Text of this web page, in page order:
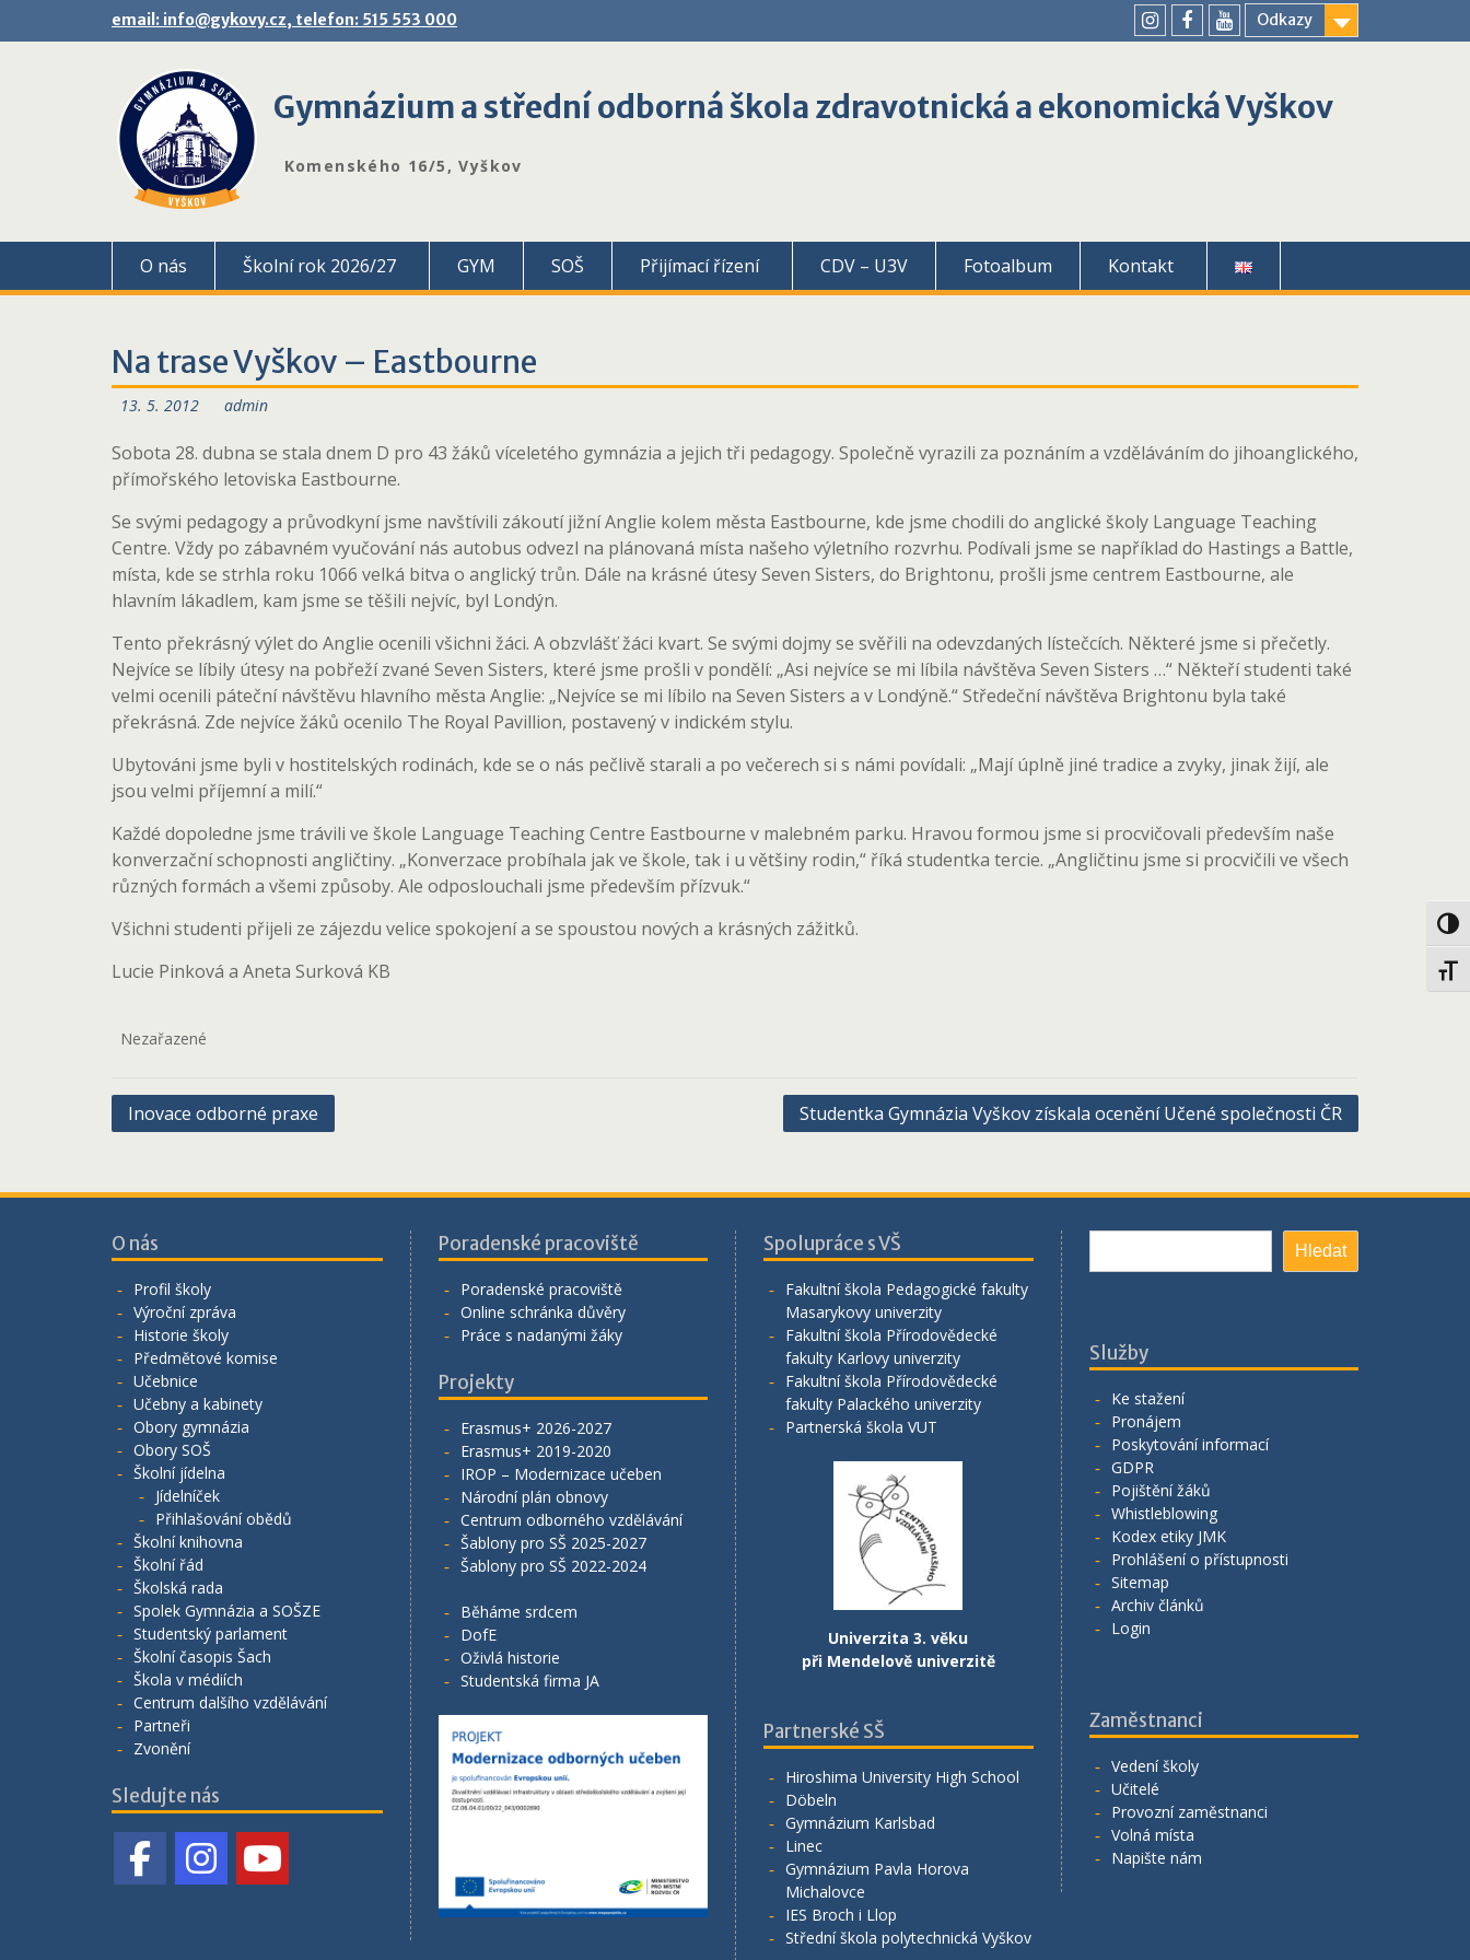
email: info@gykovy.cz, telefon: 515 553 000 Odkazy
youtube
Gymnázium a střední odborná škola zdravotnická a ekonomická Vyškov
Komenského 16/5, Vyškov
O nás Školní rok 2026/27 GYM SOŠ Přijímací řízení CDV – U3V Fotoalbum Kontakt
Na trase Vyškov – Eastbourne
13. 5. 2012 admin
Sobota 28. dubna se stala dnem D pro 43 žáků víceletého gymnázia a jejich tři pedagogy. Společně vyrazili za poznáním a vzděláváním do jihoanglického,
přímořského letoviska Eastbourne.
Se svými pedagogy a průvodkyní jsme navštívili zákoutí jižní Anglie kolem města Eastbourne, kde jsme chodili do anglické školy Language Teaching
Centre. Vždy po zábavném vyučování nás autobus odvezl na plánovaná místa našeho výletního rozvrhu. Podívali jsme se například do Hastings a Battle,
místa, kde se strhla roku 1066 velká bitva o anglický trůn. Dále na krásné útesy Seven Sisters, do Brightonu, prošli jsme centrem Eastbourne, ale
hlavním lákadlem, kam jsme se těšili nejvíc, byl Londýn.
Tento překrásný výlet do Anglie ocenili všichni žáci. A obzvlášť žáci kvart. Se svými dojmy se svěřili na odevzdaných lístečcích. Některé jsme si přečetly.
Nejvíce se líbily útesy na pobřeží zvané Seven Sisters, které jsme prošli v pondělí: „Asi nejvíce se mi líbila návštěva Seven Sisters …“ Někteří studenti také
velmi ocenili páteční návštěvu hlavního města Anglie: „Nejvíce se mi líbilo na Seven Sisters a v Londýně.“ Středeční návštěva Brightonu byla také
překrásná. Zde nejvíce žáků ocenilo The Royal Pavillion, postavený v indickém stylu.
Ubytováni jsme byli v hostitelských rodinách, kde se o nás pečlivě starali a po večerech si s námi povídali: „Mají úplně jiné tradice a zvyky, jinak žijí, ale
jsou velmi příjemní a milí.“
Každé dopoledne jsme trávili ve škole Language Teaching Centre Eastbourne v malebném parku. Hravou formou jsme si procvičovali především naše
konverzační schopnosti angličtiny. „Konverzace probíhala jak ve škole, tak i u většiny rodin,“ říká studentka tercie. „Angličtinu jsme si procvičili ve všech
různých formách a všemi způsoby. Ale odposlouchali jsme především přízvuk.“
Všichni studenti přijeli ze zájezdu velice spokojení a se spoustou nových a krásných zážitků.
Lucie Pinková a Aneta Surková KB
Nezařazené
Navigace
Inovace odborné praxe Studentka Gymnázia Vyškov získala ocenění Učené společnosti ČR
O nás
Profil školy
Výroční zpráva
Historie školy
Předmětové komise
Učebnice
Učebny a kabinety
Obory gymnázia
Obory SOŠ
Školní jídelna
Jídelníček
Přihlašování obědů
Školní knihovna
Školní řád
Školská rada
Spolek Gymnázia a SOŠZE
Studentský parlament
Školní časopis Šach
Škola v médiích
Centrum dalšího vzdělávání
Partneři
Zvonění
Sledujte nás
Poradenské pracoviště
Poradenské pracoviště
Online schránka důvěry
Práce s nadanými žáky
Projekty
Erasmus+ 2026-2027
Erasmus+ 2019-2020
IROP – Modernizace učeben
Národní plán obnovy
Centrum odborného vzdělávání
Šablony pro SŠ 2025-2027
Šablony pro SŠ 2022-2024
Běháme srdcem
DofE
Oživlá historie
Studentská firma JA
Spolupráce s VŠ
Fakultní škola Pedagogické fakulty
Masarykovy univerzity
Fakultní škola Přírodovědecké
fakulty Karlovy univerzity
Fakultní škola Přírodovědecké
fakulty Palackého univerzity
Partnerská škola VUT
Univerzita 3. věku
při Mendelově univerzitě
Partnerské SŠ
Hiroshima University High School
Döbeln
Gymnázium Karlsbad
Linec
Gymnázium Pavla Horova
Michalovce
IES Broch i Llop
Střední škola polytechnická Vyškov
Hledat
Služby
Ke stažení
Pronájem
Poskytování informací
GDPR
Pojištění žáků
Whistleblowing
Kodex etiky JMK
Prohlášení o přístupnosti
Sitemap
Archiv článků
Login
Zaměstnanci
Vedení školy
Učitelé
Provozní zaměstnanci
Volná místa
Napište nám